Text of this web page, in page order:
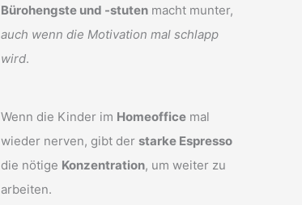
Bürohengste und -stuten macht munter,
auch wenn die Motivation mal schlapp
wird.
Wenn die Kinder im Homeoffice mal
wieder nerven, gibt der starke Espresso
die nötige Konzentration, um weiter zu
arbeiten.